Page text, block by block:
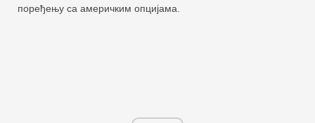
поређењу са америчким опцијама.